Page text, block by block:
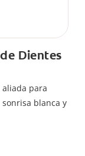
Dientes
aliada para
blanca y